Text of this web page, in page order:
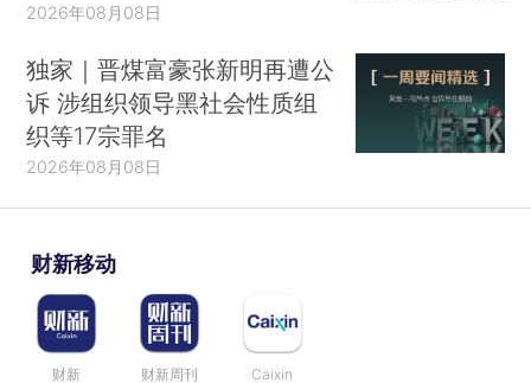
2026年08月08日
独家｜晋煤富豪张新明再遭公
诉 涉组织领导黑社会性质组
织等17宗罪名
2026年08月08日
财新移动
财新 财新周刊 Caixin